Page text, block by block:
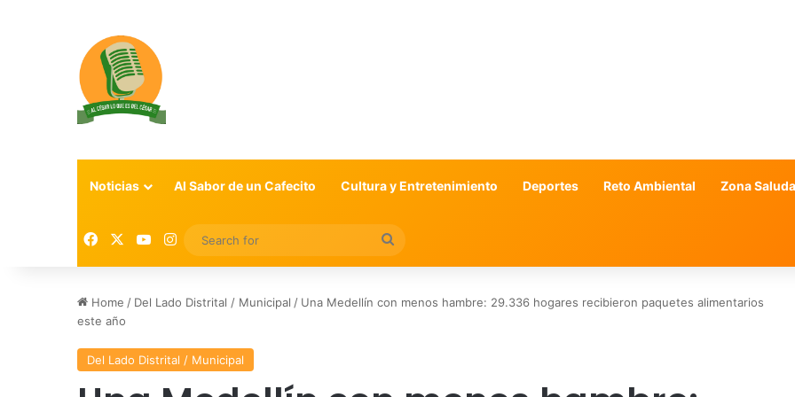
Noticias Al Sabor de un Cafecito Cultura y Entretenimiento Deportes Reto Ambiental Zona
FacebookYouTube
Instagram
Search
for
Home / Del Lado Distrital / Municipal / Una Medellín con menos hambre: 29.336 hogares recibieron paquetes alimentarios
este año
Del Lado Distrital / Municipal